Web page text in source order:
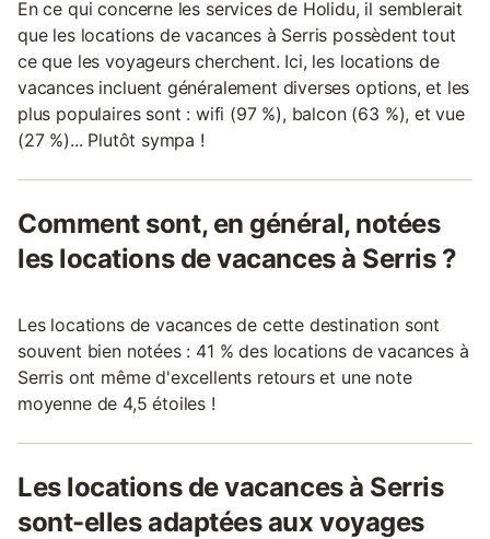
En ce qui concerne les services de Holidu, il semblerait
que les locations de vacances à Serris possèdent tout
ce que les voyageurs cherchent. Ici, les locations de
vacances incluent généralement diverses options, et les
plus populaires sont : wifi (97 %), balcon (63 %), et vue
(27 %)... Plutôt sympa !
Comment sont, en général, notées
les locations de vacances à Serris ?
Les locations de vacances de cette destination sont
souvent bien notées : 41 % des locations de vacances à
Serris ont même d'excellents retours et une note
moyenne de 4,5 étoiles !
Les locations de vacances à Serris
sont-elles adaptées aux voyages